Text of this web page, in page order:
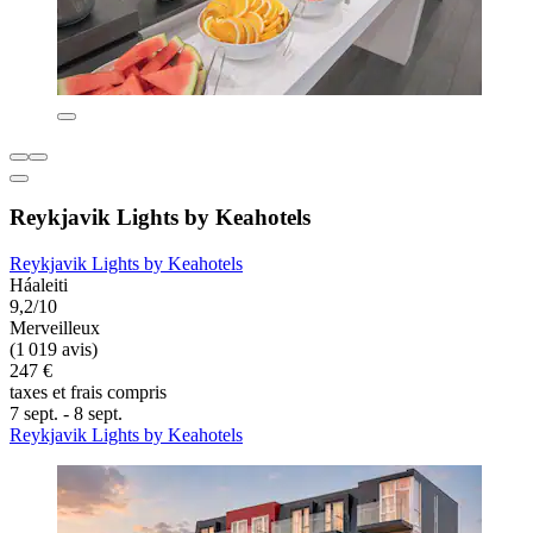
Reykjavik Lights by Keahotels
Reykjavik Lights by Keahotels
Háaleiti
9,2/10
Merveilleux
(1 019 avis)
247 €
taxes et frais compris
7 sept. - 8 sept.
Reykjavik Lights by Keahotels